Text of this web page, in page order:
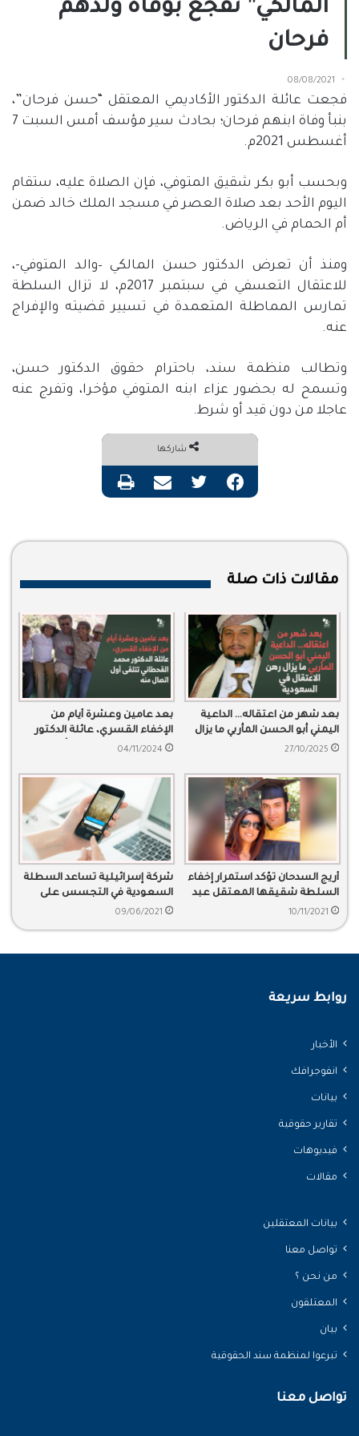
المالكي” تفجع بوفاة ولدهم
فرحان
08/08/2021
فجعت عائلة الدكتور الأكاديمي المعتقل “حسن فرحان”،
بنبأ وفاة ابنهم فرحان؛ بحادث سير مؤسف أمس السبت 7
أغسطس 2021م.
وبحسب أبو بكر شقيق المتوفي، فإن الصلاة عليه، ستقام
اليوم الأحد بعد صلاة العصر في مسجد الملك خالد ضمن
أم الحمام في الرياض.
ومنذ أن تعرض الدكتور حسن المالكي –والد المتوفي-،
للاعتقال التعسفي في سبتمبر 2017م، لا تزال السلطة
تمارس المماطلة المتعمدة في تسيير قضيته والإفراج
عنه.
وتطالب منظمة سند، باحترام حقوق الدكتور حسن،
وتسمح له بحضور عزاء ابنه المتوفي مؤخرا، وتفرج عنه
عاجلا من دون قيد أو شرط.
شاركها
فيسبوك تويتر مشاركة عبر البريد طباعة
مقالات ذات صلة
بعد شهر من اعتقاله… الداعية
اليمني أبو الحسن المأربي ما يزال
رهن الاعتقال في السعودية
27/10/2025
بعد عامين وعشرة أيام من
الإخفاء القسري، عائلة الدكتور
محمد القحطاني تتلقى أول اتصال
04/11/2024
أريج السدحان تؤكد استمرار إخفاء
السلطة شقيقها المعتقل عبد
الرحمن
10/11/2021
شركة إسرائيلية تساعد السطلة
السعودية في التجسس على
الناشطين
09/06/2021
روابط سريعة
الأخبار
انفوجرافك
بيانات
تقارير حقوقية
فيديوهات
مقالات
بيانات المعتقلين
تواصل معنا
من نحن ؟
المعتلقون
بيان
تبرعوا لمنظمة سند الحقوقية
تواصل معنا